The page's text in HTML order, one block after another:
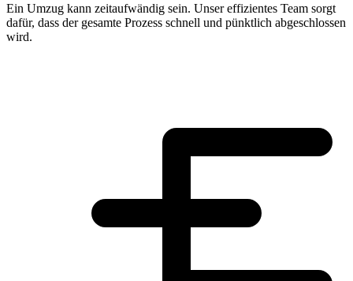
Ein Umzug kann zeitaufwändig sein. Unser effizientes Team sorgt
dafür, dass der gesamte Prozess schnell und pünktlich abgeschlossen
wird.